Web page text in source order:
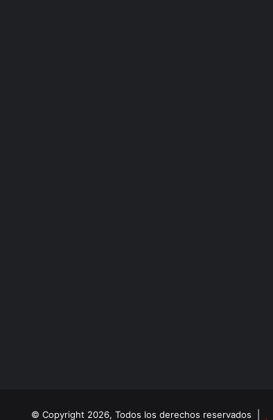
© Copyright 2026, Todos los derechos reservados |